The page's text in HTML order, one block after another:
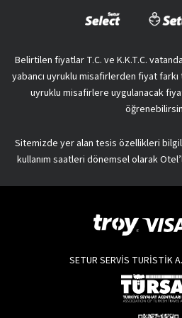
Belirtilen fiyatlar T.C. ve K.K.T.C.
yabancı uyruklu misafirlerden fiyat
uyruklu misafirlere uygulanacak
Sitemizde yer alan tesis özellikleri
kullanım saatleri dönemsel olarak
SETUR SERVİS TURİSTİK